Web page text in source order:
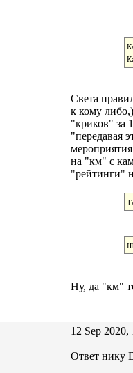
Света
к кому
"криков" за
"передавая
на "км" с
"рейтинги"
Ну, да "км"
12 Sep 2020,
Ответ нику